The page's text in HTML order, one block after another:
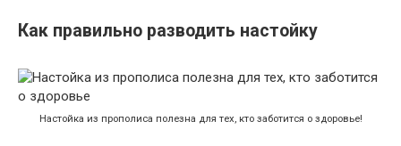
Как правильно разводить настойку
Настойка из прополиса полезна для тех, кто заботится о здоровье!